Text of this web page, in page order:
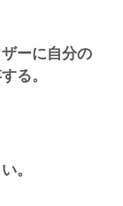
ーに自分の
る。
。